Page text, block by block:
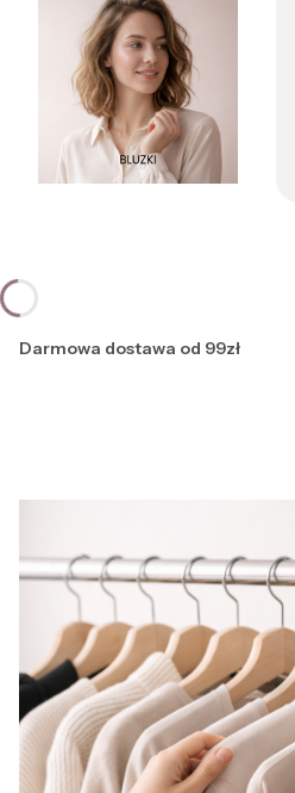
Darmowa dostawa od 99zł